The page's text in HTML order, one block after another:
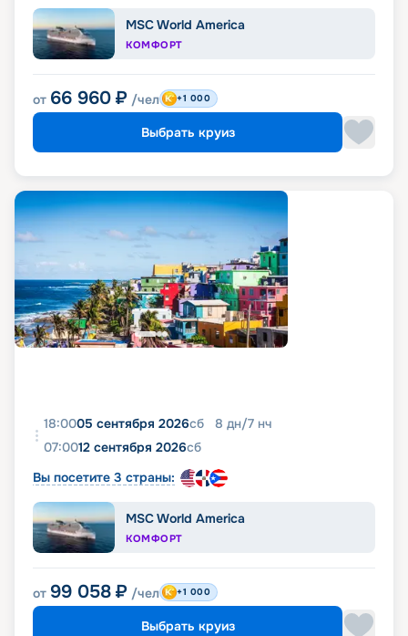
MSC World America
КОМФОРТ
от 66 960 ₽ /чел +1 000
Выбрать круиз
18:0005 сентября 2026сб 8 дн/7 нч
07:0012 сентября 2026сб
Вы посетите 3 страны:
MSC World America
КОМФОРТ
от 99 058 ₽ /чел +1 000
Выбрать круиз